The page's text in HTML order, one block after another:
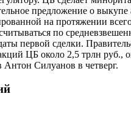
предложение о
на протяжении
по
первой сделки.
ЦБ около 2,5 трлн руб.,
Силуанов в четверг.